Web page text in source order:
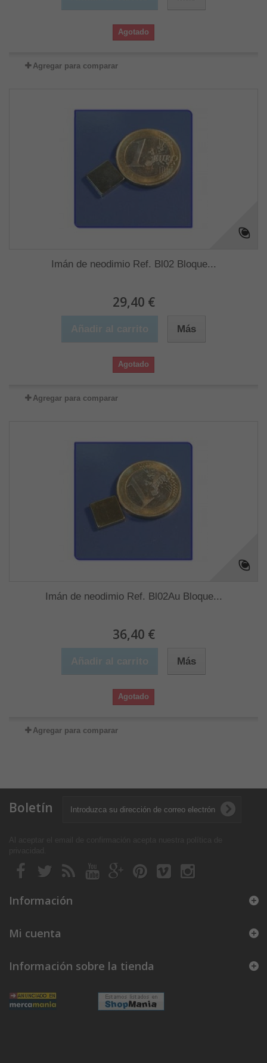
Agotado
Agregar para comparar
Imán de neodimio Ref. Bl02 Bloque...
29,40 €
Más
Agotado
Agregar para comparar
Imán de neodimio Ref. Bl02Au Bloque...
36,40 €
Más
Agotado
Agregar para comparar
Boletín
Información
Mi cuenta
Información sobre la tienda